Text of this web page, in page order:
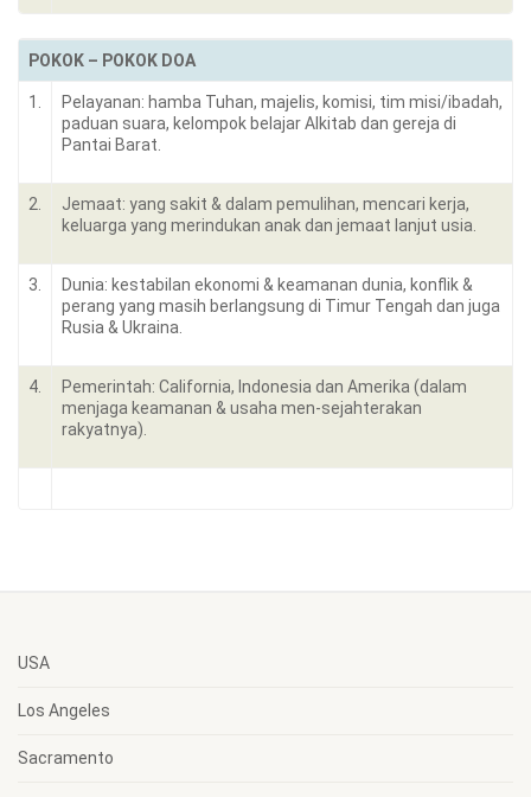
POKOK – POKOK DOA
1.
Pelayanan: hamba Tuhan, majelis, komisi, tim misi/ibadah,
paduan suara, kelompok belajar Alkitab dan gereja di
Pantai Barat.
2.
Jemaat: yang sakit & dalam pemulihan, mencari kerja,
keluarga yang merindukan anak dan jemaat lanjut usia.
3.
Dunia: kestabilan ekonomi & keamanan dunia, konflik &
perang yang masih berlangsung di Timur Tengah dan juga
Rusia & Ukraina.
4.
Pemerintah: California, Indonesia dan Amerika (dalam
menjaga keamanan & usaha men-sejahterakan
rakyatnya).
USA
Los Angeles
Sacramento